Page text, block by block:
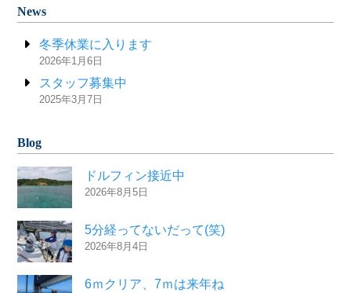
News
冬季休業に入ります
2026年1月6日
スタッフ募集中
2025年3月7日
Blog
ドルフィン接近中
2026年8月5日
5分経ってないだって(笑)
2026年8月4日
6ｍクリア、7ｍは来年ね